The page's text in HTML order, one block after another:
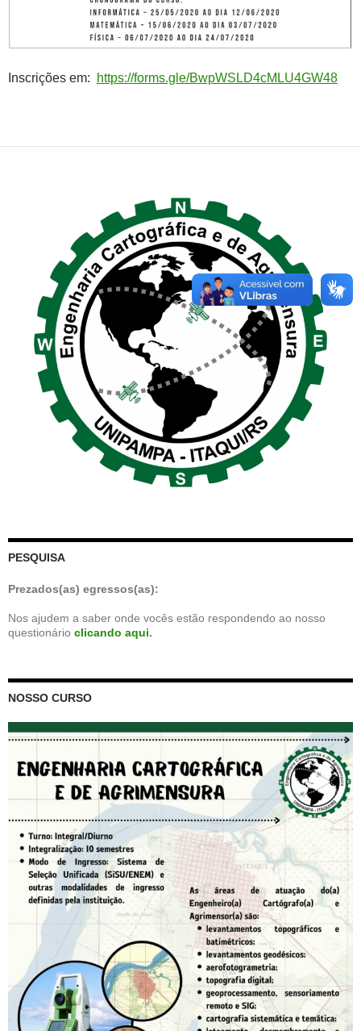
Inscrições em: https://forms.gle/BwpWSLD4cMLU4GW48
PESQUISA
Prezados(as) egressos(as):
Nos ajudem a saber onde vocês estão respondendo ao nosso
questionário clicando aqui.
NOSSO CURSO